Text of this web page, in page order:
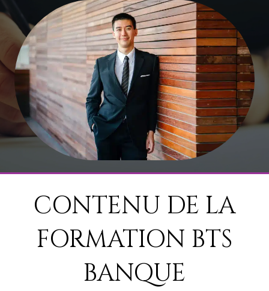
CONTENU DE LA
FORMATION BTS
BANQUE